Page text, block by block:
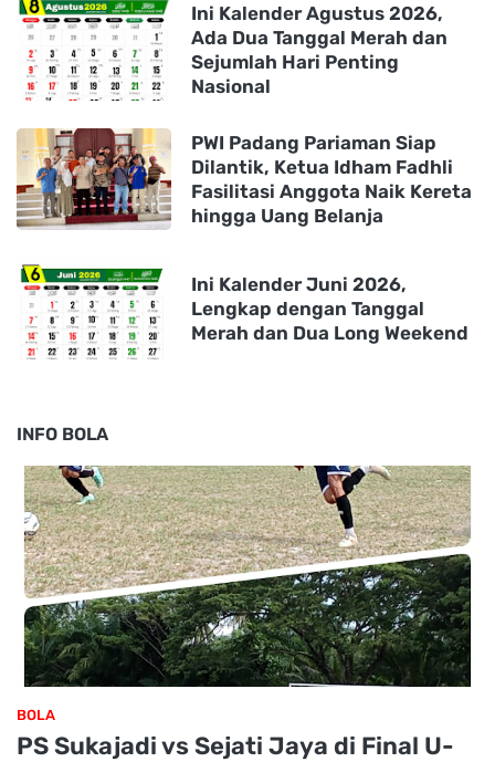
Ini Kalender Agustus 2026,
Ada Dua Tanggal Merah dan
Sejumlah Hari Penting
Nasional
PWI Padang Pariaman Siap
Dilantik, Ketua Idham Fadhli
Fasilitasi Anggota Naik Kereta
hingga Uang Belanja
Ini Kalender Juni 2026,
Lengkap dengan Tanggal
Merah dan Dua Long Weekend
INFO BOLA
BOLA
PS Sukajadi vs Sejati Jaya di Final U-